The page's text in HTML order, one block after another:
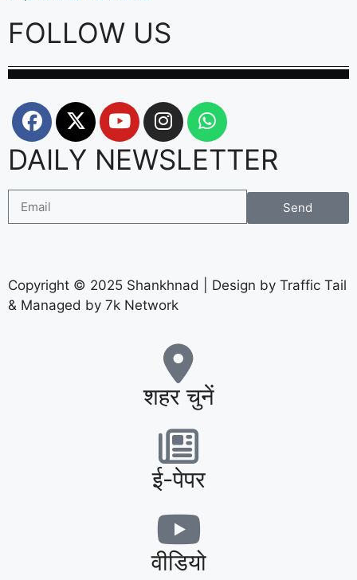
FOLLOW US
DAILY NEWSLETTER
Send
Copyright © 2025 Shankhnad | Design by Traffic Tail
& Managed by 7k Network
शहर चुनें
ई-पेपर
वीडियो